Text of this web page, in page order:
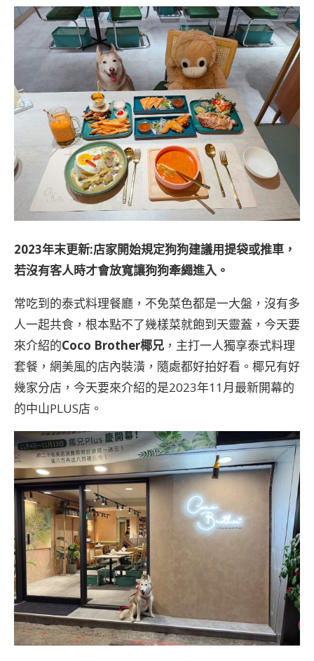
2023年末更新:店家開始規定狗狗建議用提袋或推車，
若沒有客人時才會放寬讓狗狗牽繩進入。
常吃到的泰式料理餐廳，不免菜色都是一大盤，沒有多
人一起共食，根本點不了幾樣菜就飽到天靈蓋，今天要
來介紹的Coco Brother椰兄 ，主打一人獨享泰式料理
套餐，網美風的店內裝潢，隨處都好拍好看。椰兄有好
幾家分店，今天要來介紹的是2023年11月最新開幕的
的中山PLUS店。